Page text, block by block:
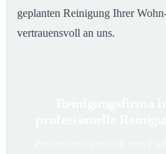
geplanten Reinigung Ihrer
vertrauensvoll an uns.